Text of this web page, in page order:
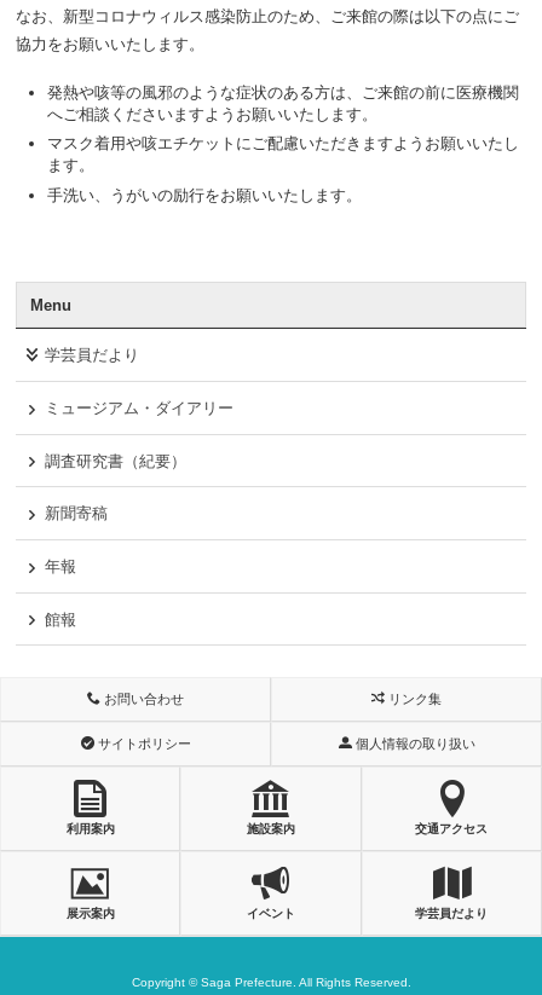
なお、新型コロナウィルス感染防止のため、ご来館の際は以下の点にご
協力をお願いいたします。
発熱や咳等の風邪のような症状のある方は、ご来館の前に医療機関
へご相談くださいますようお願いいたします。
マスク着用や咳エチケットにご配慮いただきますようお願いいたし
ます。
手洗い、うがいの励行をお願いいたします。
Menu
学芸員だより
ミュージアム・ダイアリー
調査研究書（紀要）
新聞寄稿
年報
館報
お問い合わせ リンク集
サイトポリシー 個人情報の取り扱い
利用案内 施設案内 交通アクセス
展示案内 イベント 学芸員だより
Copyright © Saga Prefecture. All Rights Reserved.